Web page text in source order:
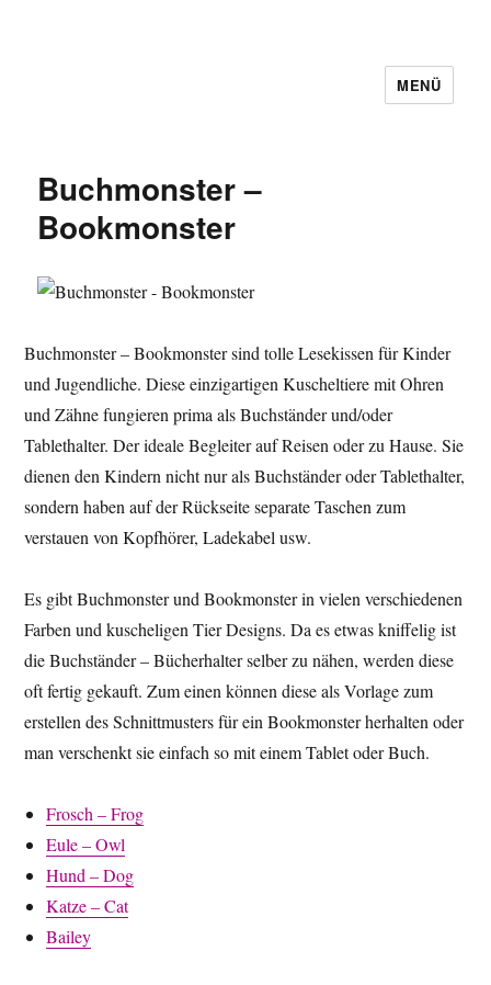
MENÜ
Buchmonster –
Bookmonster
Buchmonster – Bookmonster sind tolle Lesekissen für Kinder
und Jugendliche. Diese einzigartigen Kuscheltiere mit Ohren
und Zähne fungieren prima als Buchständer und/oder
Tablethalter. Der ideale Begleiter auf Reisen oder zu Hause. Sie
dienen den Kindern nicht nur als Buchständer oder Tablethalter,
sondern haben auf der Rückseite separate Taschen zum
verstauen von Kopfhörer, Ladekabel usw.
Es gibt Buchmonster und Bookmonster in vielen verschiedenen
Farben und kuscheligen Tier Designs. Da es etwas kniffelig ist
die Buchständer – Bücherhalter selber zu nähen, werden diese
oft fertig gekauft. Zum einen können diese als Vorlage zum
erstellen des Schnittmusters für ein Bookmonster herhalten oder
man verschenkt sie einfach so mit einem Tablet oder Buch.
Frosch – Frog
Eule – Owl
Hund – Dog
Katze – Cat
Bailey